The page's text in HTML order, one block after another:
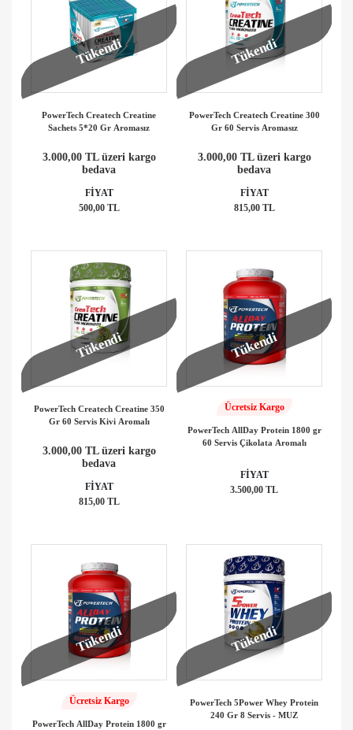
Tükendi
PowerTech Createch Creatine
Sachets 5*20 Gr Aromasız
3.000,00 TL üzeri kargo
bedava
FİYAT
500,00 TL
Tükendi
PowerTech Createch Creatine 300
Gr 60 Servis Aromasız
3.000,00 TL üzeri kargo
bedava
FİYAT
815,00 TL
Tükendi
PowerTech Createch Creatine 350
Gr 60 Servis Kivi Aromalı
3.000,00 TL üzeri kargo
bedava
FİYAT
815,00 TL
Tükendi
Ücretsiz Kargo
PowerTech AllDay Protein 1800 gr
60 Servis Çikolata Aromalı
FİYAT
3.500,00 TL
Tükendi
Ücretsiz Kargo
PowerTech AllDay Protein 1800 gr
Tükendi
PowerTech 5Power Whey Protein
240 Gr 8 Servis - MUZ